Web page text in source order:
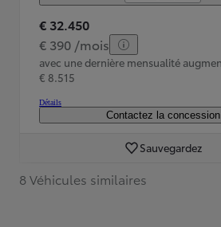
€ 32.450
€ 390 /mois
avec une dernière mensualité
€ 8.515
Détails
Contactez la concession
Sauvegardez
8 Véhicules similaires